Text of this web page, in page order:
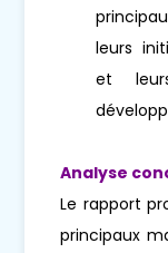
leurs
et
Analyse
Le rapport
principaux